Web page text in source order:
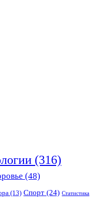
(316)
(48)
(13) Спорт (24) Статистика